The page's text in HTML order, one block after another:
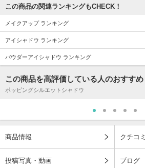
この商品の関連ランキングもCHECK！
メイクアップ ランキング
アイシャドウ ランキング
パウダーアイシャドウ ランキング
この商品を高評価している人のおすすめ
ポッピングシルエットシャドウ
商品情報 クチコミ
投稿写真・動画 ブログ